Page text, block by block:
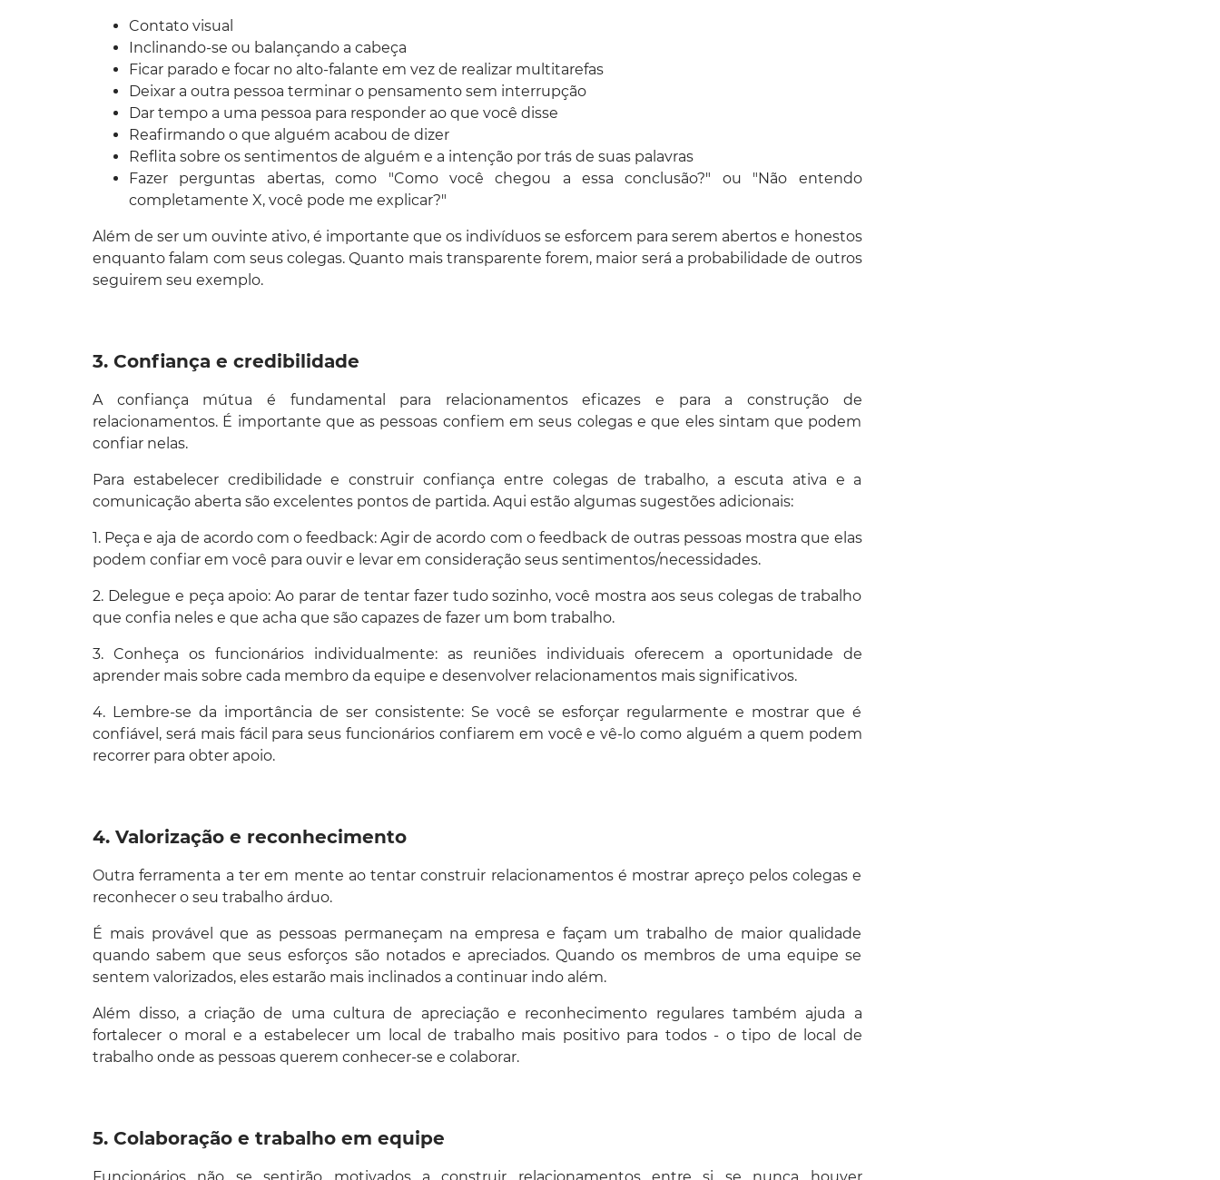
Contato visual
Inclinando-se ou balançando a cabeça
Ficar parado e focar no alto-falante em vez de realizar multitarefas
Deixar a outra pessoa terminar o pensamento sem interrupção
Dar tempo a uma pessoa para responder ao que você disse
Reafirmando o que alguém acabou de dizer
Reflita sobre os sentimentos de alguém e a intenção por trás de suas palavras
Fazer perguntas abertas, como "Como você chegou a essa conclusão?" ou "Não entendo
completamente X, você pode me explicar?"
Além de ser um ouvinte ativo, é importante que os indivíduos se esforcem para serem abertos e honestos
enquanto falam com seus colegas. Quanto mais transparente forem, maior será a probabilidade de outros
seguirem seu exemplo.
3. Confiança e credibilidade
A confiança mútua é fundamental para relacionamentos eficazes e para a construção de
relacionamentos. É importante que as pessoas confiem em seus colegas e que eles sintam que podem
confiar nelas.
Para estabelecer credibilidade e construir confiança entre colegas de trabalho, a escuta ativa e a
comunicação aberta são excelentes pontos de partida. Aqui estão algumas sugestões adicionais:
1. Peça e aja de acordo com o feedback: Agir de acordo com o feedback de outras pessoas mostra que elas
podem confiar em você para ouvir e levar em consideração seus sentimentos/necessidades.
2. Delegue e peça apoio: Ao parar de tentar fazer tudo sozinho, você mostra aos seus colegas de trabalho
que confia neles e que acha que são capazes de fazer um bom trabalho.
3. Conheça os funcionários individualmente: as reuniões individuais oferecem a oportunidade de
aprender mais sobre cada membro da equipe e desenvolver relacionamentos mais significativos.
4. Lembre-se da importância de ser consistente: Se você se esforçar regularmente e mostrar que é
confiável, será mais fácil para seus funcionários confiarem em você e vê-lo como alguém a quem podem
recorrer para obter apoio.
4. Valorização e reconhecimento
Outra ferramenta a ter em mente ao tentar construir relacionamentos é mostrar apreço pelos colegas e
reconhecer o seu trabalho árduo.
É mais provável que as pessoas permaneçam na empresa e façam um trabalho de maior qualidade
quando sabem que seus esforços são notados e apreciados. Quando os membros de uma equipe se
sentem valorizados, eles estarão mais inclinados a continuar indo além.
Além disso, a criação de uma cultura de apreciação e reconhecimento regulares também ajuda a
fortalecer o moral e a estabelecer um local de trabalho mais positivo para todos - o tipo de local de
trabalho onde as pessoas querem conhecer-se e colaborar.
5. Colaboração e trabalho em equipe